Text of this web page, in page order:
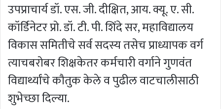
उपप्राचार्य डॉ. एस. जी. दीक्षित, आय. क्यू. ए. सी.
कॉर्डिनेटर प्रो. डॉ. टी. पी. शिंदे सर, महाविद्यालय
विकास समितीचे सर्व सदस्य तसेच प्राध्यापक वर्ग
त्याचबरोबर शिक्षकेतर कर्मचारी वर्गाने गुणवंत
विद्यार्थ्यांचे कौतुक केले व पुढील वाटचालीसाठी
शुभेच्छा दिल्या.